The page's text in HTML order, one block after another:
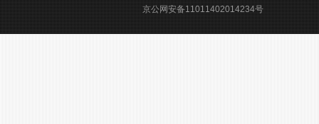
京公网安备11011402014234号